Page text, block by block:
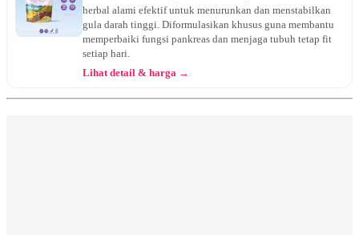
Senin, 24/08/2026
Jam 08:00 - 09:00
Selasa, 25/08/2026
herbal alami efektif untuk menurunkan dan menstabilkan
gula darah tinggi. Diformulasikan khusus guna membantu
memperbaiki fungsi pankreas dan menjaga tubuh tetap fit
setiap hari.
Lihat detail & harga →